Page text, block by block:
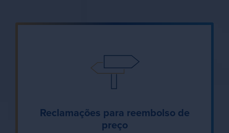
Reclamações para reembolso de
preço